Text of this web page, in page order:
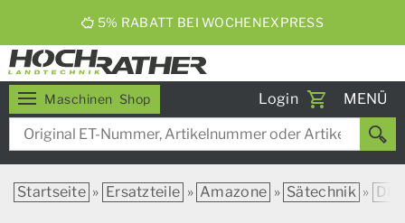
5% RABATT BEI WOCHENEXPRESS
Maschinen Shop Login
Toggle
MENÜ
Startseite » Ersatzteile » Amazone » Sätechnik »